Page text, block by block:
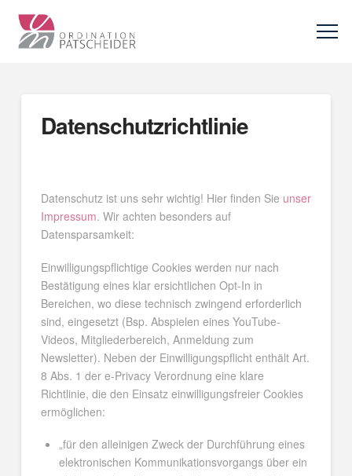
Datenschutzrichtlinie
Datenschutz ist uns sehr wichtig! Hier finden Sie unser
Impressum. Wir achten besonders auf
Datensparsamkeit:
Einwilligungspflichtige Cookies werden nur nach
Bestätigung eines klar ersichtlichen Opt-In in
Bereichen, wo diese technisch zwingend erforderlich
sind, eingesetzt (Bsp. Abspielen eines YouTube-
Videos, Mitgliederbereich, Anmeldung zum
Newsletter). Neben der Einwilligungspflicht enthält Art.
8 Abs. 1 der e-Privacy Verordnung eine klare
Richtlinie, die den Einsatz einwilligungsfreier Cookies
ermöglichen:
„für den alleinigen Zweck der Durchführung eines
elektronischen Kommunikationsvorgangs über ein